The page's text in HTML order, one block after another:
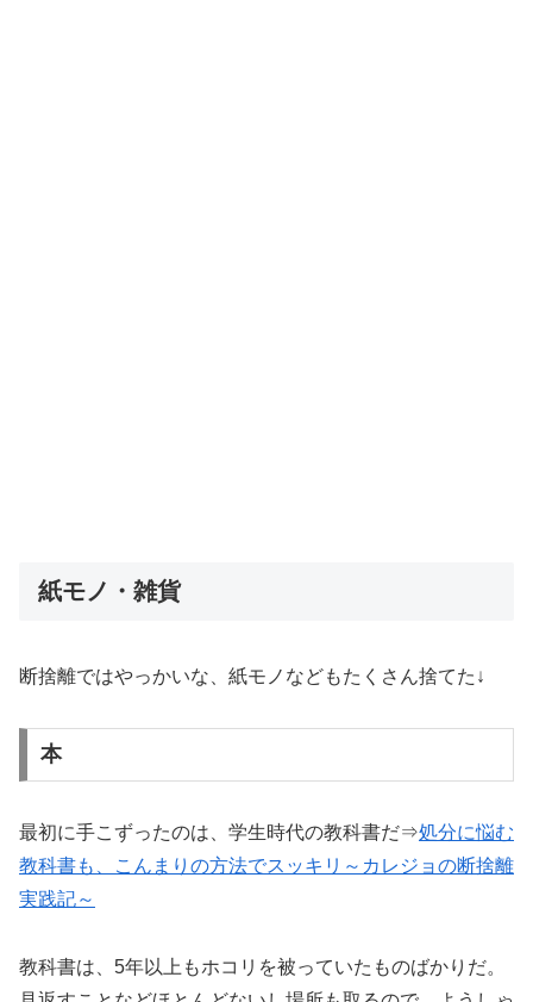
紙モノ・雑貨
断捨離ではやっかいな、紙モノなどもたくさん捨てた↓
本
最初に手こずったのは、学生時代の教科書だ⇒処分に悩む
教科書も、こんまりの方法でスッキリ～カレジョの断捨離
実践記～
教科書は、5年以上もホコリを被っていたものばかりだ。